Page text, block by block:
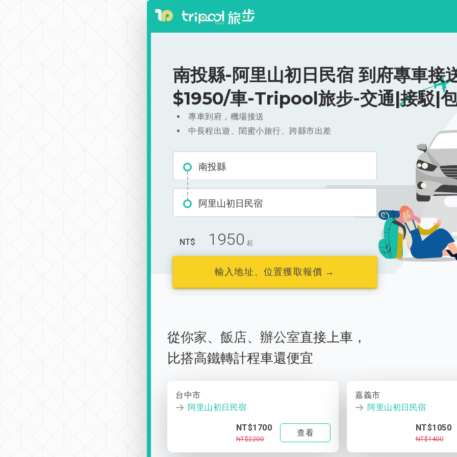
南投縣-阿里山初日民宿 到府專車接
$1950/車-Tripool旅步-交通|接駁|
專車到府，機場接送
中長程出遊、閨蜜小旅行、跨縣市出差
南投縣
阿里山初日民宿
NT$ 1950 起
輸入地址、位置獲取報價 →
從你家、 飯店、 辦公室直接上車，
比搭高鐵轉計程車還便宜
台中市
阿里山初日民宿
NT$1700
NT$2200
查看
嘉義市
阿里山初日民宿
NT$1050
NT$1400